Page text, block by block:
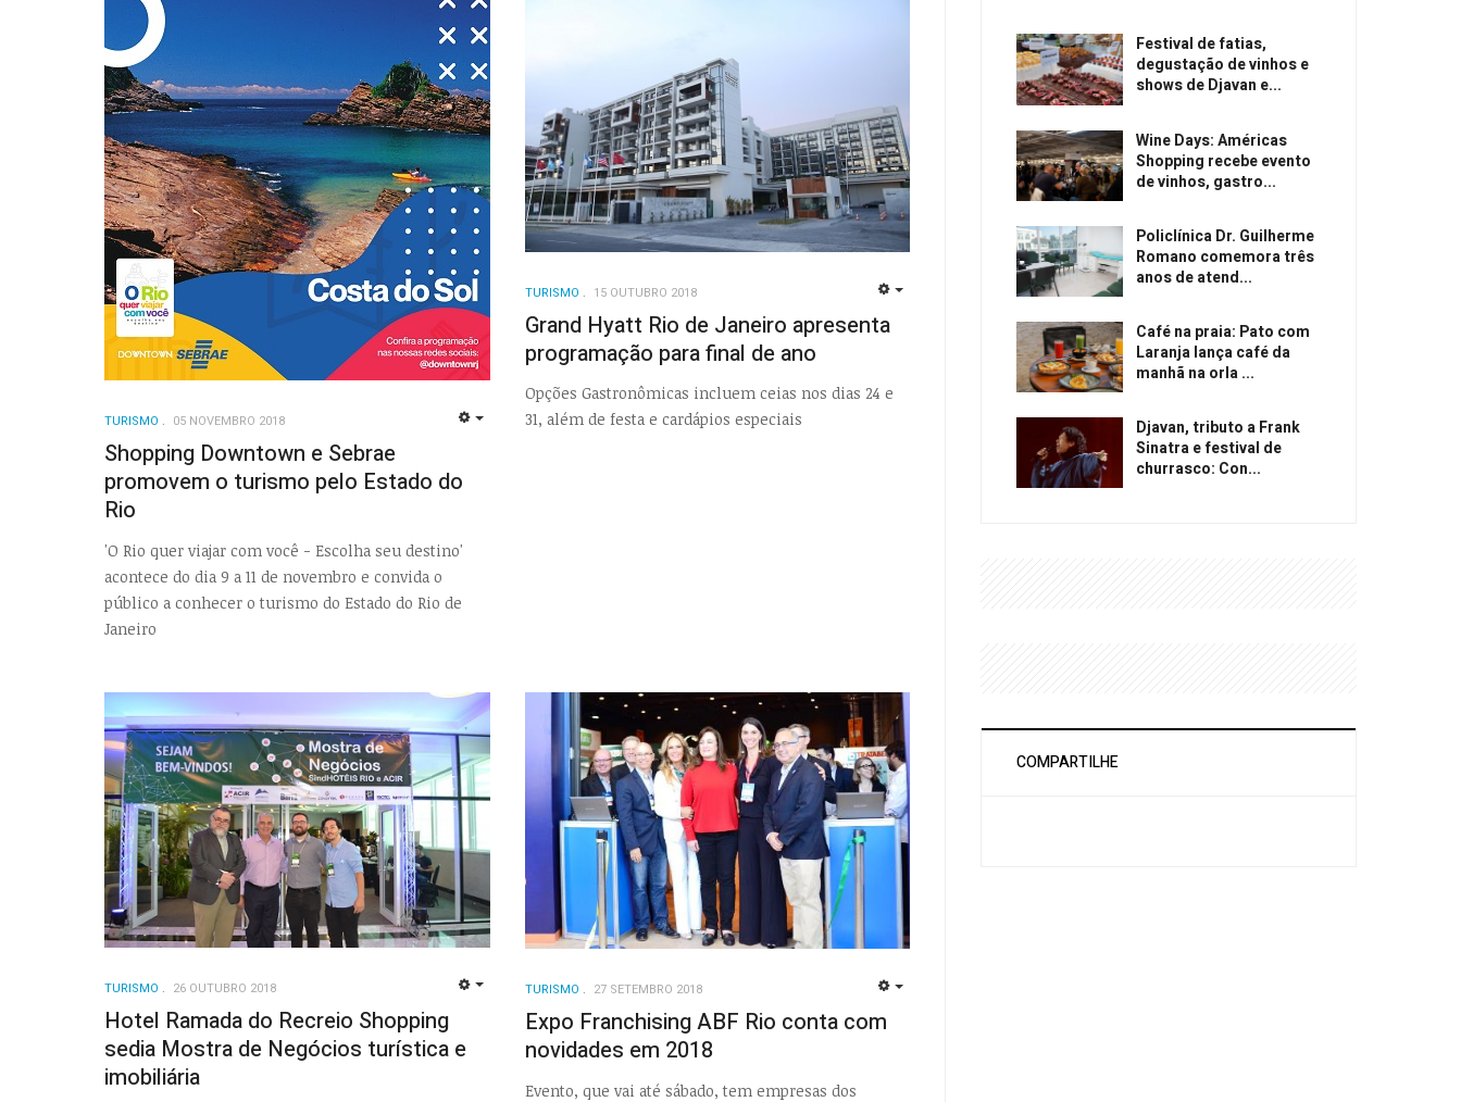
TURISMO 05 NOVEMBRO 2018
Shopping Downtown e Sebrae
promovem o turismo pelo Estado do
Rio
'O Rio quer viajar com você - Escolha seu destino'
acontece do dia 9 a 11 de novembro e convida o
público a conhecer o turismo do Estado do Rio de
Janeiro
TURISMO 15 OUTUBRO 2018
Grand Hyatt Rio de Janeiro apresenta
programação para final de ano
Opções Gastronômicas incluem ceias nos dias 24 e
31, além de festa e cardápios especiais
TURISMO 26 OUTUBRO 2018
Hotel Ramada do Recreio Shopping
sedia Mostra de Negócios turística e
imobiliária
TURISMO 27 SETEMBRO 2018
Expo Franchising ABF Rio conta com
novidades em 2018
Evento, que vai até sábado, tem empresas dos
Festival de fatias,
degustação de vinhos e
shows de Djavan e...
Wine Days: Américas
Shopping recebe evento
de vinhos, gastro...
Policlínica Dr. Guilherme
Romano comemora três
anos de atend...
Café na praia: Pato com
Laranja lança café da
manhã na orla ...
Djavan, tributo a Frank
Sinatra e festival de
churrasco: Con...
COMPARTILHE